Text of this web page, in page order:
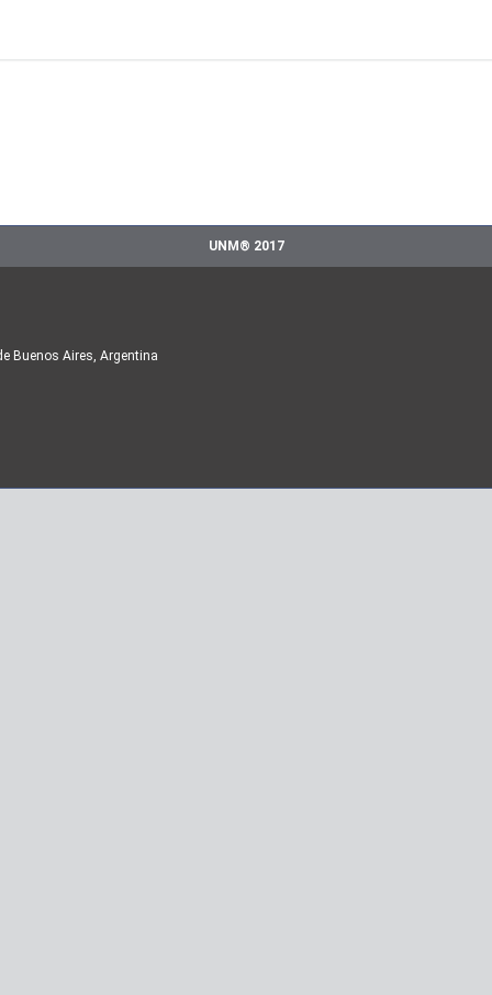
UNM® 2017
Buenos Aires, Argentina